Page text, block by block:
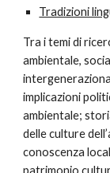
Tradizioni
Tra i temi di
ambientale,
implicazioni
ambientale;
delle culture
conoscenza
patrimonio